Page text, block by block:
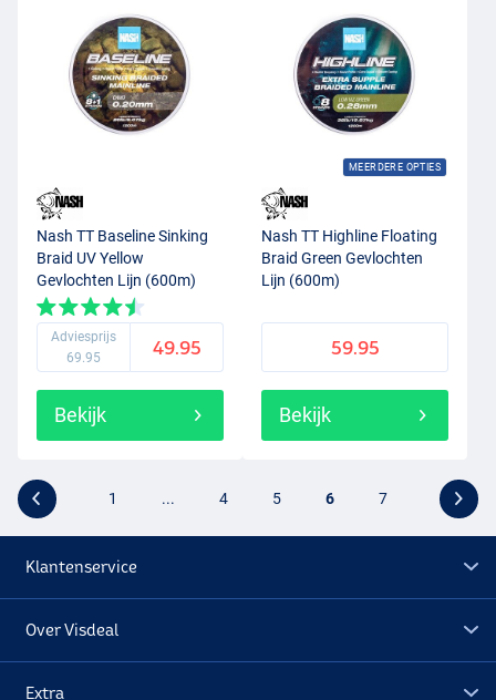
Nash TT Baseline Sinking
Braid UV Yellow
Gevlochten Lijn (600m)
Adviesprijs
69.95
49.95
Bekijk
MEERDERE OPTIES
Nash TT Highline Floating
Braid Green Gevlochten
Lijn (600m)
59.95
Bekijk
1 ... 4 5 6 7
Klantenservice
Over Visdeal
Extra